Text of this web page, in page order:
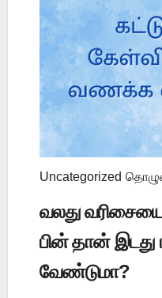
Uncategorized
வலது
பின் தான் இடது
வேண்டுமா?